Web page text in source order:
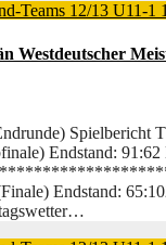
Teams 12/13 U11-1
Westdeutscher
Spielbericht
Endstand: 91:62
Endstand: